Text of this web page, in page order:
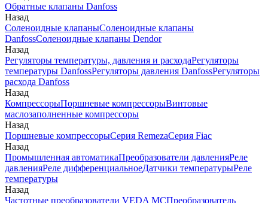
Обратные клапаны Danfoss
Назад
Соленоидные клапаныСоленоидные клапаны
DanfossСоленоидные клапаны Dendor
Назад
Регуляторы температуры, давления и расходаРегуляторы
температуры DanfossРегуляторы давления DanfossРегуляторы
расхода Danfoss
Назад
КомпрессорыПоршневые компрессорыВинтовые
маслозаполненные компрессоры
Назад
Поршневые компрессорыСерия RemezaСерия Fiac
Назад
Промышленная автоматикаПреобразователи давленияРеле
давленияРеле дифференциальноеДатчики температурыРеле
температуры
Назад
Частотные преобразователи VEDA MCПреобразователь